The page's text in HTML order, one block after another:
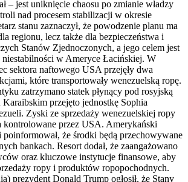
– jest uniknięcie chaosu po zmianie władzy
nad procesem stabilizacji w okresie
stanu zaznaczył, że powodzenie planu ma
regionu, lecz także dla bezpieczeństwa i
Stanów Zjednoczonych, a jego celem jest
niestabilności w Ameryce Łacińskiej. W
sektora naftowego USA przejęły dwa
które transportowały wenezuelską ropę.
zatrzymano statek płynący pod rosyjską
Karaibskim przejęto jednostkę Sophia
Zyski ze sprzedaży wenezuelskiej ropy
kontrolowane przez USA. Amerykański
że środki będą przechowywane
bankach. Resort dodał, że zaangażowano
oraz kluczowe instytucje finansowe, aby
ropy i produktów ropopochodnych.
prezydent Donald Trump ogłosił, że Stany